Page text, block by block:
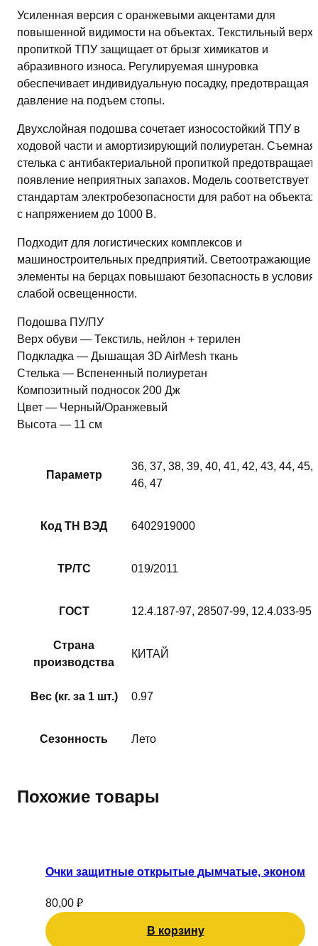
Усиленная версия с оранжевыми акцентами для
повышенной видимости на объектах. Текстильный верх
пропиткой ТПУ защищает от брызг химикатов и
абразивного износа. Регулируемая шнуровка
обеспечивает индивидуальную посадку, предотвращая
давление на подъем стопы.
Двухслойная подошва сочетает износостойкий ТПУ в
ходовой части и амортизирующий полиуретан. Съемная
стелька с антибактериальной пропиткой предотвращает
появление неприятных запахов. Модель соответствует
стандартам электробезопасности для работ на объектах
с напряжением до 1000 В.
Подходит для логистических комплексов и
машиностроительных предприятий. Светоотражающие
элементы на берцах повышают безопасность в
слабой освещенности.
Подошва ПУ/ПУ
Верх обуви — Текстиль, нейлон + терилен
Подкладка — Дышащая 3D AirMesh ткань
Стелька — Вспененный полиуретан
Композитный подносок 200 Дж
Цвет — Черный/Оранжевый
Высота — 11 см
Параметр
36, 37, 38, 39, 40, 41, 42, 43, 44, 45,
46, 47
Код ТН ВЭД 6402919000
ТР/ТС 019/2011
ГОСТ 12.4.187-97, 28507-99, 12.4.033-95
Страна
производства
КИТАЙ
Вес (кг. за 1 шт.) 0.97
Сезонность Лето
Похожие товары
Очки защитные открытые дымчатые, эконом
80,00 ₽
В корзину